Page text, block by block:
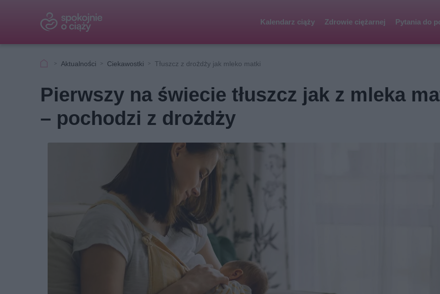
Kalendarz ciąży Zdrowie ciężarnej Pytania do
Aktualności Ciekawostki Tłuszcz z drożdży jak mleko matki
Pierwszy na świecie tłuszcz jak z mleka
– pochodzi z drożdży